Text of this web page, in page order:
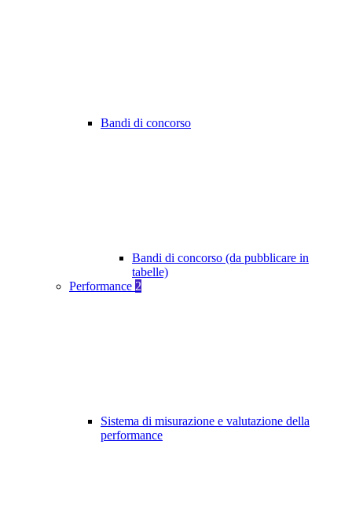
Bandi di concorso
Bandi di concorso (da pubblicare in
tabelle)
Performance 2
Sistema di misurazione e valutazione della
performance